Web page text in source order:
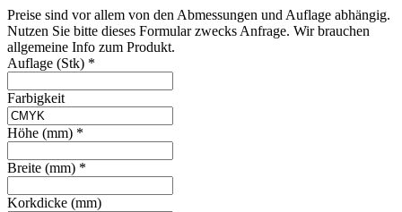
Preise sind vor allem von den Abmessungen und Auflage abhängig.
Nutzen Sie bitte dieses Formular zwecks Anfrage. Wir brauchen
allgemeine Info zum Produkt.
Auflage (Stk) *
Farbigkeit
Höhe (mm) *
Breite (mm) *
Korkdicke (mm)